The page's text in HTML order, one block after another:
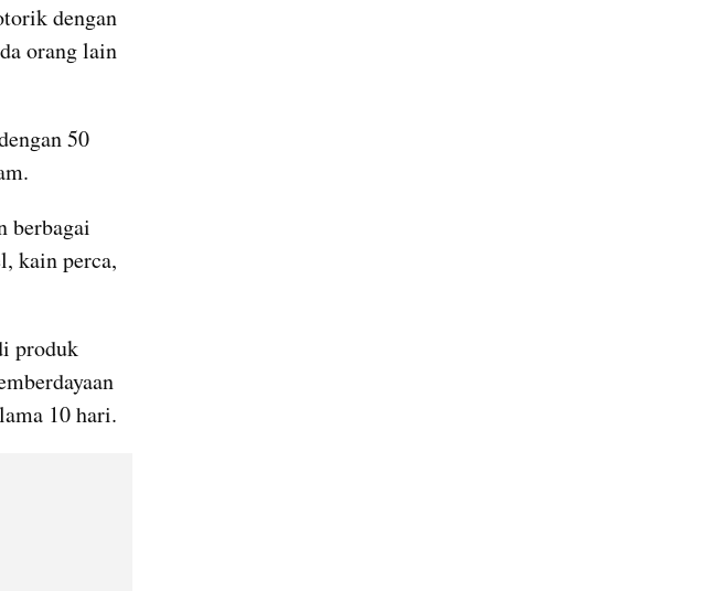
dengan
orang lain
50
berbagai
kain perca,
produk
10 hari.